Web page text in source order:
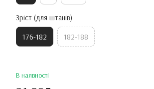
Зріст (для штанів)
176-182 182-188
В наявності